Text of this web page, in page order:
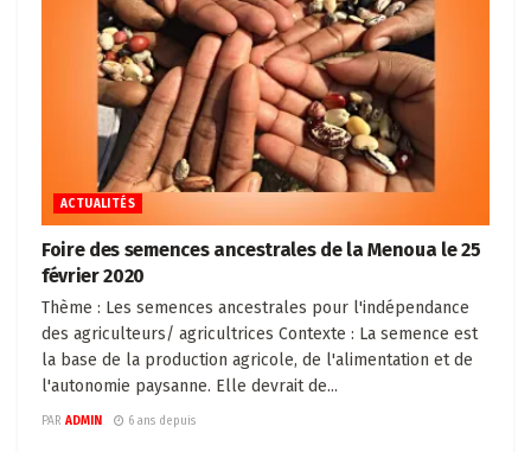
ACTUALITÉS
Foire des semences ancestrales de la Menoua le 25
février 2020
Thème : Les semences ancestrales pour l'indépendance
des agriculteurs/ agricultrices Contexte : La semence est
la base de la production agricole, de l'alimentation et de
l'autonomie paysanne. Elle devrait de...
PAR ADMIN 6 ans depuis